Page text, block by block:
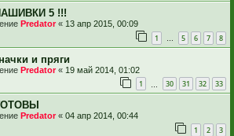
5 !!!
Predator« 13 апр 2015, 00:09
1 … 5 6 7 8
и пряги
Predator« 19 май 2014, 01:02
1 30 31 32 33
Predator« 04 апр 2014, 00:44
1 2 3